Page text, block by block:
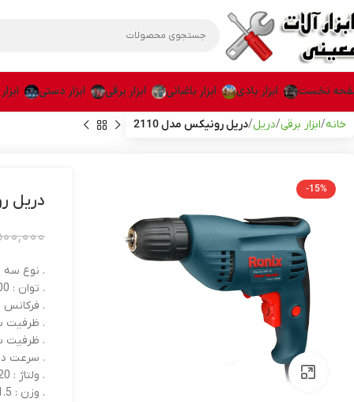
نخست ابزار بادی ابزار باغبانی ابزار برقی ابزار دستی
خانه ابزار برقی دریل دریل رونیکس مدل 2110
-15%
بزرگنمایی تصویر
دریل
. نوع سه
. توان : 400 وات
. فرکانس : 50-60 هرتز
. ظرفیت
. ظرفیت
. سرعت در حالت
. ولتاژ : 220-240 ولت
. وزن : 1.5 کیلوگرم